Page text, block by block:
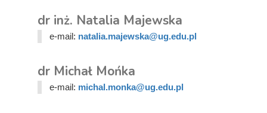
dr inż. Natalia Majewska
e-mail: natalia.majewska@ug.edu.pl
dr Michał Mońka
e-mail: michal.monka@ug.edu.pl